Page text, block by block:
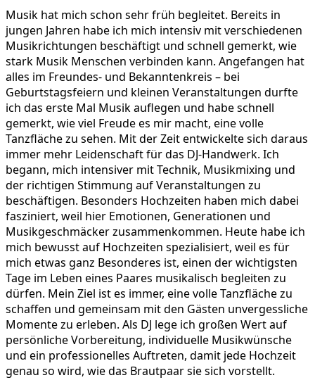
Musik hat mich schon sehr früh begleitet. Bereits in
jungen Jahren habe ich mich intensiv mit verschiedenen
Musikrichtungen beschäftigt und schnell gemerkt, wie
stark Musik Menschen verbinden kann. Angefangen hat
alles im Freundes- und Bekanntenkreis – bei
Geburtstagsfeiern und kleinen Veranstaltungen durfte
ich das erste Mal Musik auflegen und habe schnell
gemerkt, wie viel Freude es mir macht, eine volle
Tanzfläche zu sehen. Mit der Zeit entwickelte sich daraus
immer mehr Leidenschaft für das DJ-Handwerk. Ich
begann, mich intensiver mit Technik, Musikmixing und
der richtigen Stimmung auf Veranstaltungen zu
beschäftigen. Besonders Hochzeiten haben mich dabei
fasziniert, weil hier Emotionen, Generationen und
Musikgeschmäcker zusammenkommen. Heute habe ich
mich bewusst auf Hochzeiten spezialisiert, weil es für
mich etwas ganz Besonderes ist, einen der wichtigsten
Tage im Leben eines Paares musikalisch begleiten zu
dürfen. Mein Ziel ist es immer, eine volle Tanzfläche zu
schaffen und gemeinsam mit den Gästen unvergessliche
Momente zu erleben. Als DJ lege ich großen Wert auf
persönliche Vorbereitung, individuelle Musikwünsche
und ein professionelles Auftreten, damit jede Hochzeit
genau so wird, wie das Brautpaar sie sich vorstellt.